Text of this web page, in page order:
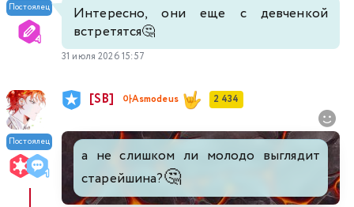
Постоялец
Интересно, они еще с девченкой
встретятся🤔
31 июля 2026 15:57
Постоялец
[SB] 아Asmodeus 2 434
а не слишком ли молодо выглядит
старейшина?🤔